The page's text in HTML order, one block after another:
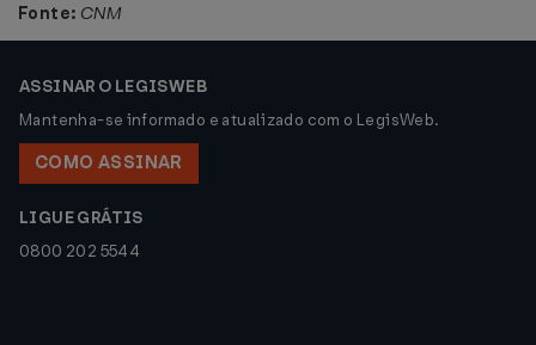
Fonte: CNM
ASSINAR O LEGISWEB
Mantenha-se informado e atualizado com o LegisWeb.
COMO ASSINAR
LIGUE GRÁTIS
0800 202 5544